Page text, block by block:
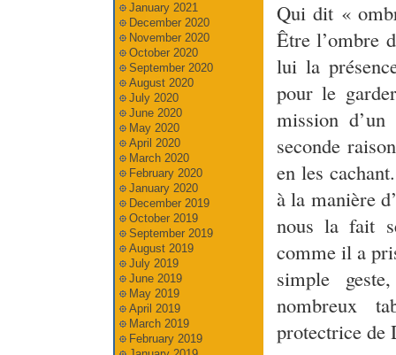
Qui dit «
Être l’ombre
lui la
pour le
mission
seconde
en les
à la manière
nous la fait
comme il a
simple
nombreux
protectrice de
January 2021
December 2020
November 2020
October 2020
September 2020
August 2020
July 2020
June 2020
May 2020
April 2020
March 2020
February 2020
January 2020
December 2019
October 2019
September 2019
August 2019
July 2019
June 2019
May 2019
April 2019
March 2019
February 2019